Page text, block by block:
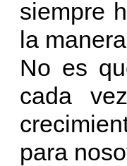
siempre
la
No es
cada
para